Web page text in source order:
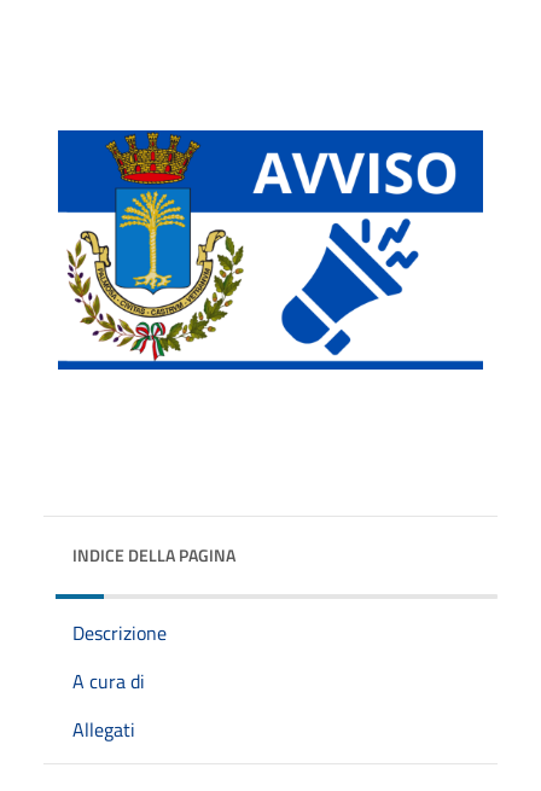
INDICE DELLA PAGINA
Descrizione
A cura di
Allegati